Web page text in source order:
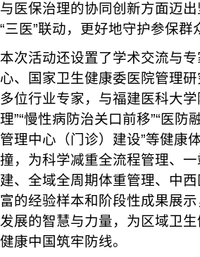
与医保治理的协同创新方面迈
“三医”联动，更好地守护参保
本次活动还设置了学术交流与
心、国家卫生健康委医院管理
多位行业专家，与福建医科大
理”“慢性病防治关口前移”“医
管理中心（门诊）建设”等健康
撞，为科学减重全流程管理、
建、全域全周期体重管理、中
富的经验样本和阶段性成果展
发展的智慧与力量，为区域卫
健康中国筑牢防线。